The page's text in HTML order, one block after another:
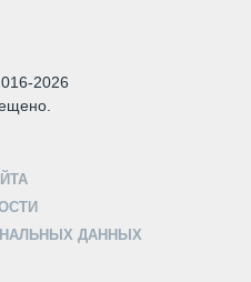
2026
ДАННЫХ